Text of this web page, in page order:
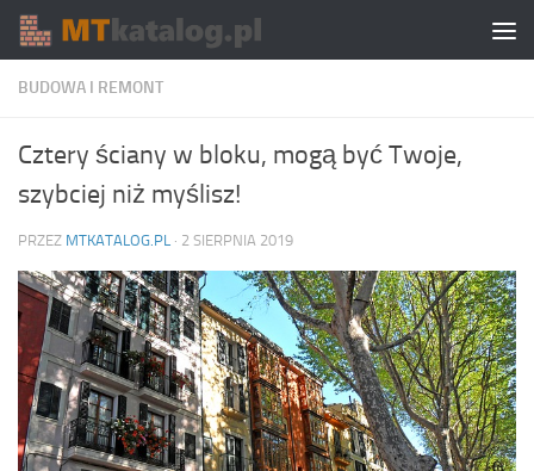
Skip to content
BUDOWA I REMONT
Cztery ściany w bloku, mogą być Twoje,
szybciej niż myślisz!
PRZEZ MTKATALOG.PL · 2 SIERPNIA 2019